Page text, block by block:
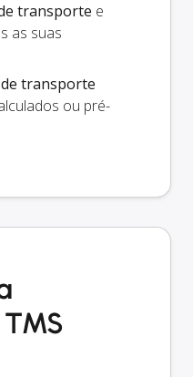
transporte e
as suas
transporte
ou pré-